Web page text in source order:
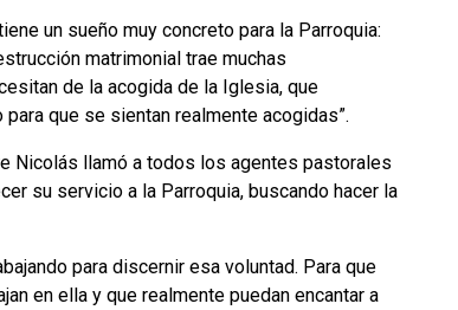
un sueño muy concreto para la Parroquia:
matrimonial trae muchas
de la acogida de la Iglesia, que
que se sientan realmente acogidas”.
Nicolás llamó a todos los agentes pastorales
su servicio a la Parroquia, buscando hacer la
para discernir esa voluntad. Para que
en ella y que realmente puedan encantar a